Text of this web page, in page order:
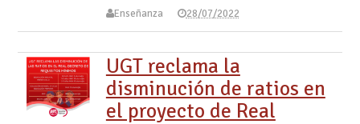
Enseñanza 28/07/2022
UGT reclama la
disminución de ratios en
el proyecto de Real